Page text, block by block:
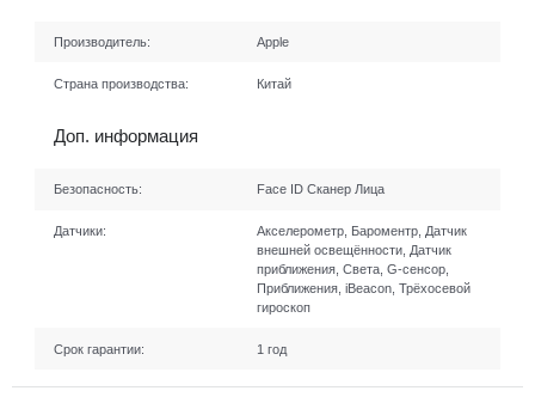
Производитель: Apple
Страна производства: Китай
Доп. информация
Безопасность: Face ID Сканер Лица
Датчики:
Акселерометр, Бароментр, Датчик
внешней освещённости, Датчик
приближения, Света, G-сенсор,
Приближения, iBeacon, Трёхосевой
гироскоп
Срок гарантии: 1 год